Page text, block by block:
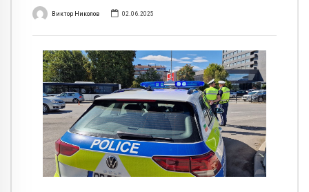
Виктор Николов 02.06.2025